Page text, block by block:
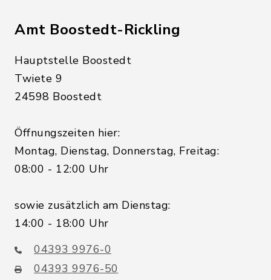
Amt Boostedt-Rickling
Hauptstelle Boostedt
Twiete 9
24598 Boostedt
Öffnungszeiten hier:
Montag, Dienstag, Donnerstag, Freitag:
08:00 - 12:00 Uhr
sowie zusätzlich am Dienstag:
14:00 - 18:00 Uhr
04393 9976-0
04393 9976-50